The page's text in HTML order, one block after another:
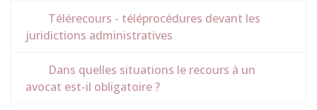
Télérecours - téléprocédures devant les
juridictions administratives
Dans quelles situations le recours à un
avocat est-il obligatoire ?